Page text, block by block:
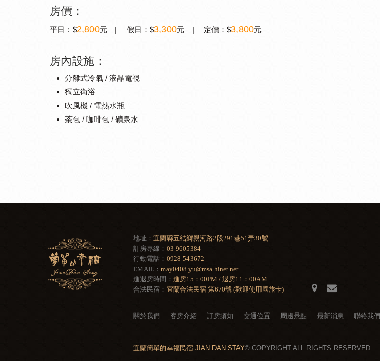
房價：
平日：$2,800元 | 假日：$3,300元 | 定價：$3,800元
房內設施：
分離式冷氣 / 液晶電視
獨立衛浴
吹風機 / 電熱水瓶
茶包 / 咖啡包 / 礦泉水
地址： 宜蘭縣五結鄉親河路2段291巷51弄30號
訂房專線： 03-9605384
行動電話： 0928-543672
EMAIL： may0408.yu@msa.hinet.net
進退房時間： 進房15：00PM / 退房11：00AM
合法民宿： 宜蘭合法民宿 第670號 (歡迎使用國旅卡)
關於我們 客房介紹 訂房須知 交通位置 周邊景點 最新消息 聯絡我們
宜蘭簡單的幸福民宿 JIAN DAN STAY© COPYRIGHT ALL RIGHTS RESERVED.